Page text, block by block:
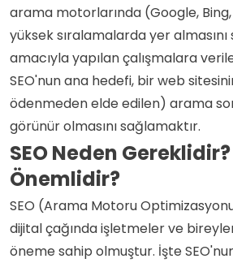
arama motorlarında (Google,
yüksek sıralamalarda yer
amacıyla yapılan çalışmalara
SEO'nun ana hedefi, bir web
ödenmeden elde edilen) arama
görünür olmasını sağlamaktır.
SEO Neden
Önemlidir?
SEO (Arama Motoru
dijital çağında işletmeler ve
öneme sahip olmuştur. İşte